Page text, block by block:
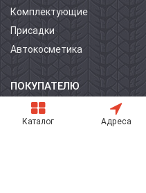
Комплектующие
Присадки
Автокосметика
ПОКУПАТЕЛЮ
О компании
Контакты
Каталог Адреса